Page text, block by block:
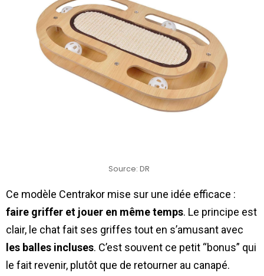
Source: DR
Ce modèle Centrakor mise sur une idée efficace :
faire griffer et jouer en même temps. Le principe est
clair, le chat fait ses griffes tout en s’amusant avec
les balles incluses. C’est souvent ce petit “bonus” qui
le fait revenir, plutôt que de retourner au canapé.